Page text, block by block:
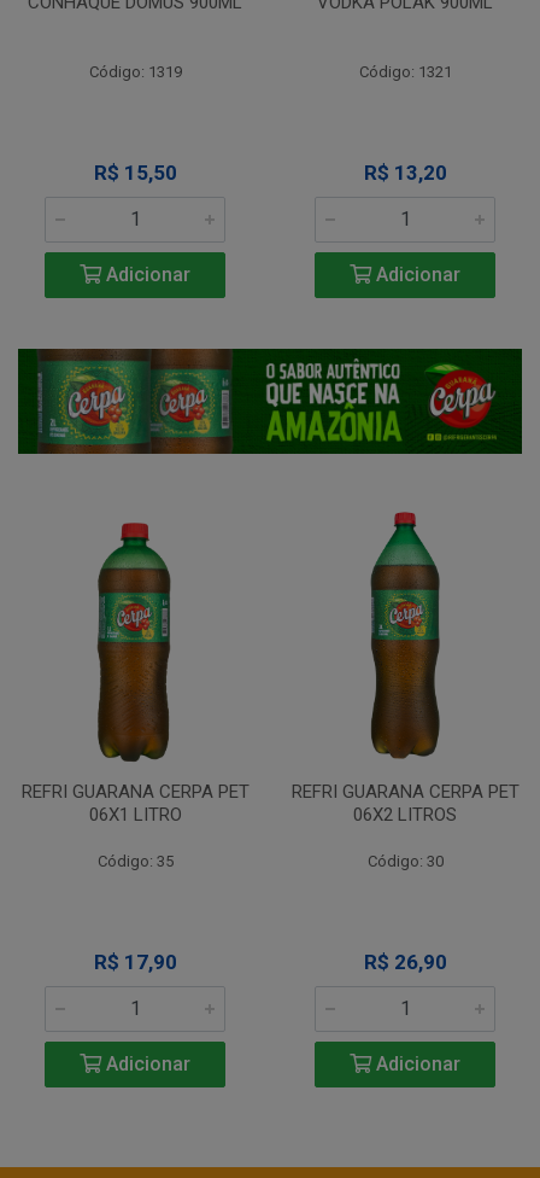
Código: 1319
R$ 15,50
Adicionar
Código: 1321
R$ 13,20
Adicionar
REFRI GUARANA CERPA PET
06X1 LITRO
Código: 35
R$ 17,90
Adicionar
REFRI GUARANA CERPA PET
06X2 LITROS
Código: 30
R$ 26,90
Adicionar